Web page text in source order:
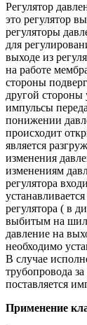
Регулятор
это регулятор
регуляторы
для
выходе из
на работе
стороны
другой стороны
импульсы
понижении
происходит
является
изменения
изменениям
регулятора
регулятора ( в
выбитым на
давление на
необходимо
В случае
трубопровода
поставляется
Применение